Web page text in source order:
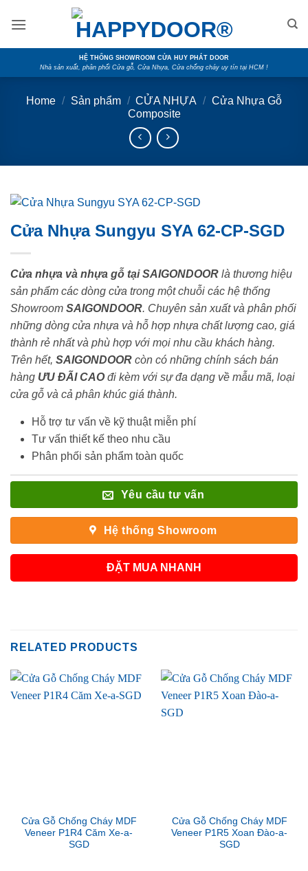
HỆ THỐNG SHOWROOM CỬA HUY PHÁT DOOR
Nhà sản xuất, phân phối Cửa gỗ, Cửa Nhựa, Cửa chống cháy uy tín tại HCM !
Home / Sản phẩm / CỬA NHỰA / Cửa Nhựa Gỗ
Composite
Cửa Nhựa Sungyu SYA 62-CP-SGD
Cửa nhựa và nhựa gỗ tại SAIGONDOOR là thương hiệu
sản phẩm các dòng cửa trong một chuỗi các hệ thống
Showroom SAIGONDOOR. Chuyên sản xuất và phân phối
những dòng cửa nhựa và hỗ hợp nhựa chất lượng cao, giá
thành rẻ nhất và phù hợp với mọi nhu cầu khách hàng.
Trên hết, SAIGONDOOR còn có những chính sách bán
hàng ƯU ĐÃI CAOđi kèm với sự đa dạng về mẫu mã, loại
cửa gỗ và cả phân khúc giá thành.
Hỗ trợ tư vấn về kỹ thuật miễn phí
Tư vấn thiết kế theo nhu cầu
Phân phối sản phẩm toàn quốc
Yêu cầu tư vấn
Hệ thống Showroom
ĐẶT MUA NHANH
RELATED PRODUCTS
Cửa Gỗ Chống Cháy MDF
Veneer P1R4 Căm Xe-a-
SGD
Cửa Gỗ Chống Cháy MDF
Veneer P1R5 Xoan Đào-a-
SGD